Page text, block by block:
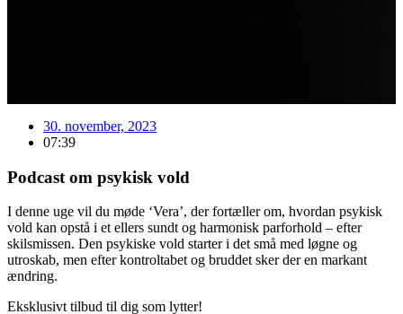
30. november, 2023
07:39
Podcast om psykisk vold
I denne uge vil du møde ‘Vera’, der fortæller om, hvordan psykisk
vold kan opstå i et ellers sundt og harmonisk parforhold – efter
skilsmissen. Den psykiske vold starter i det små med løgne og
utroskab, men efter kontroltabet og bruddet sker der en markant
ændring.
Eksklusivt tilbud til dig som lytter!